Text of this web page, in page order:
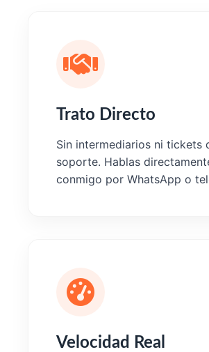
Trato Directo
Sin intermediarios ni tickets
soporte. Hablas
conmigo por WhatsApp o
Velocidad Real